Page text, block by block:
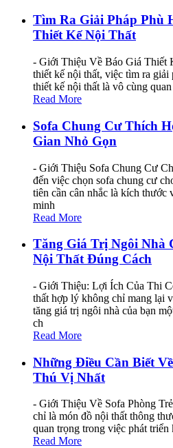
Tìm Ra Giải Pháp Phù
Thiết Kế Nội Thất
- Giới Thiệu Về Báo Giá Thiết
thiết kế nội thất, việc tìm ra giải
thiết kế nội thất là vô cùng
Read More
Sofa Chung Cư Thích
Gian Nhỏ Gọn
- Giới Thiệu Sofa Chung Cư
đến việc chọn sofa chung cư
tiên cần cân nhắc là kích thước
minh
Read More
Tăng Giá Trị Ngôi Nhà
Nội Thất Đúng Cách
- Giới Thiệu: Lợi Ích Của Thi
thất hợp lý không chỉ mang lại
tăng giá trị ngôi nhà của bạn
ch
Read More
Những Điều Cần Biết
Thú Vị Nhất
- Giới Thiệu Về Sofa Phòng
chỉ là món đồ nội thất thông
quan trọng trong việc phát
Read More